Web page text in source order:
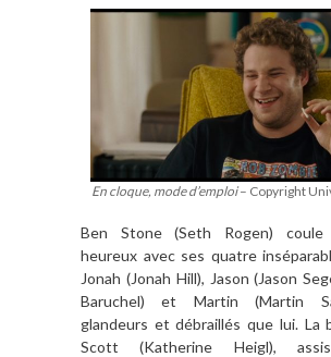
En cloque, mode d’emploi– Copyright
Ben Stone (Seth Rogen)
heureux avec ses quatre
Jonah (Jonah Hill), Jason (Jason
Baruchel) et Martin (Martin
glandeurs et débraillés que lui. La
Scott (Katherine Heigl),